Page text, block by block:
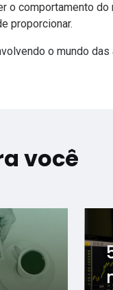
o comportamento do
proporcionar.
o mundo
você